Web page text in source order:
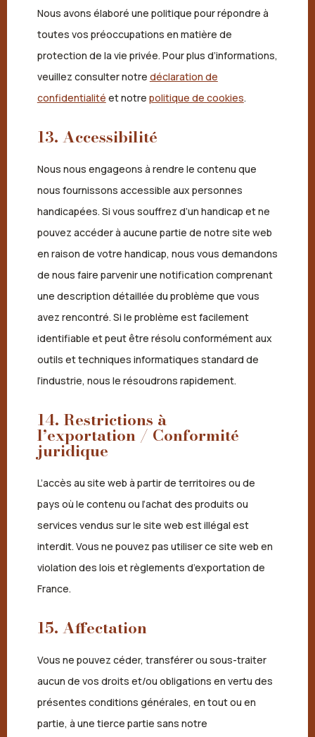
Nous avons élaboré une politique pour répondre à
toutes vos préoccupations en matière de
protection de la vie privée. Pour plus d’informations,
veuillez consulter notre déclaration de
confidentialité et notre politique de cookies.
13. Accessibilité
Nous nous engageons à rendre le contenu que
nous fournissons accessible aux personnes
handicapées. Si vous souffrez d’un handicap et ne
pouvez accéder à aucune partie de notre site web
en raison de votre handicap, nous vous demandons
de nous faire parvenir une notification comprenant
une description détaillée du problème que vous
avez rencontré. Si le problème est facilement
identifiable et peut être résolu conformément aux
outils et techniques informatiques standard de
l’industrie, nous le résoudrons rapidement.
14. Restrictions à
l’exportation / Conformité
juridique
L’accès au site web à partir de territoires ou de
pays où le contenu ou l’achat des produits ou
services vendus sur le site web est illégal est
interdit. Vous ne pouvez pas utiliser ce site web en
violation des lois et règlements d’exportation de
France.
15. Affectation
Vous ne pouvez céder, transférer ou sous-traiter
aucun de vos droits et/ou obligations en vertu des
présentes conditions générales, en tout ou en
partie, à une tierce partie sans notre